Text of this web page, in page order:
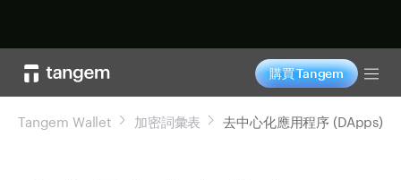
購買 Tangem
Tangem Wallet 加密詞彙表 去中心化應用程序 (DApps)